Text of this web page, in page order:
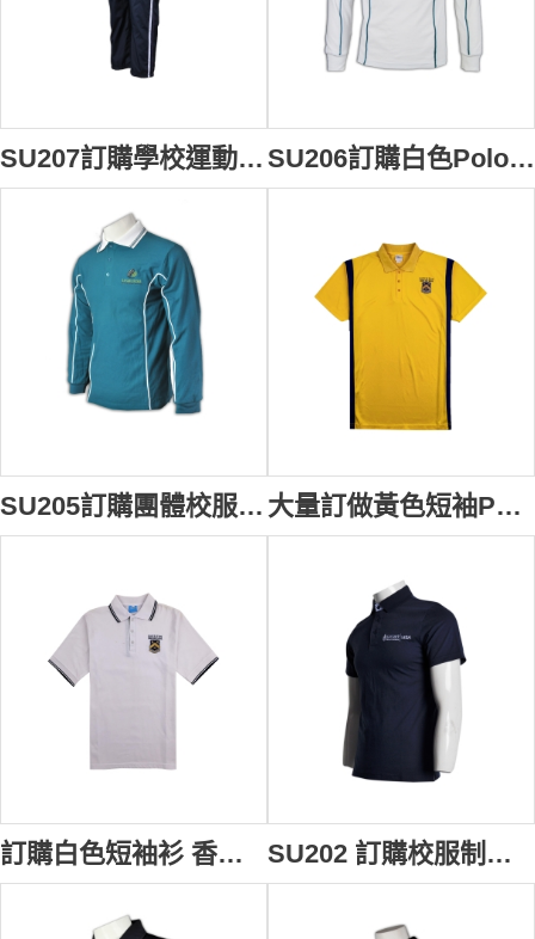
SU207訂購學校運動褲 設計運動褲款式 跑步運動長褲 訂購團體校服褲 運動校服褲批發HK SU206訂購白色Polo校服 設計純色Polo校服款式 專業訂製香港校服 校服派對 校服專門店HK
SU205訂購團體校服制服 長袖Polo校服制服 設計校服款式 全港校服樣式 校服供應商HK 大量訂做黃色短袖Polo恤 三粒鈕扣 來樣訂做學校團隊服 校服派對 校服網上訂購 訂購學校籃球服 校服店 澳洲 SU204
訂購白色短袖衫 香港校服 來樣訂做Polo校服 校友會 舊生紀念 設計男裝Polo短袖衫 校服制服批發 澳洲 高中 校服 SU203 SU202 訂購校服制服 訂做男裝Polo衫 設計Polo款式 訂製運動校服 校服製造商HK